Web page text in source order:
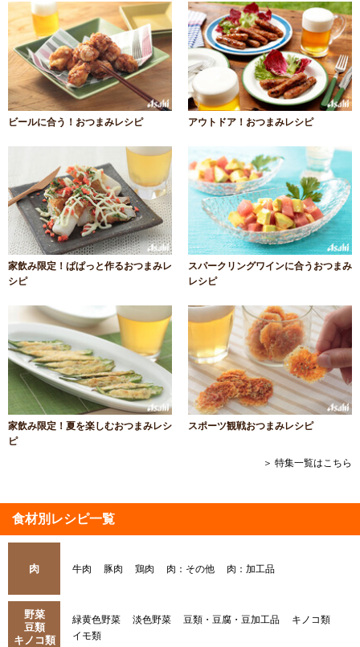
ビールに合う！おつまみレシピ アウトドア！おつまみレシピ
家飲み限定！ぱぱっと作るおつまみレ
シピ
スパークリングワインに合うおつまみ
レシピ
家飲み限定！夏を楽しむおつまみレシ
ピ
スポーツ観戦おつまみレシピ
＞ 特集一覧はこちら
食材別レシピ一覧
肉 牛肉 豚肉 鶏肉 肉：その他 肉：加工品
野菜
豆類
キノコ類
緑黄色野菜 淡色野菜 豆類・豆腐・豆加工品
キノコ類
イモ類